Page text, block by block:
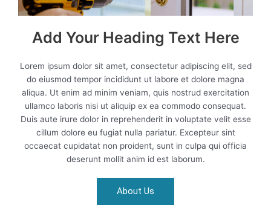
Add Your Heading Text Here
Lorem ipsum dolor sit amet, consectetur adipiscing elit, sed
do eiusmod tempor incididunt ut labore et dolore magna
aliqua. Ut enim ad minim veniam, quis nostrud exercitation
ullamco laboris nisi ut aliquip ex ea commodo consequat.
Duis aute irure dolor in reprehenderit in voluptate velit esse
cillum dolore eu fugiat nulla pariatur. Excepteur sint
occaecat cupidatat non proident, sunt in culpa qui officia
deserunt mollit anim id est laborum.
About Us